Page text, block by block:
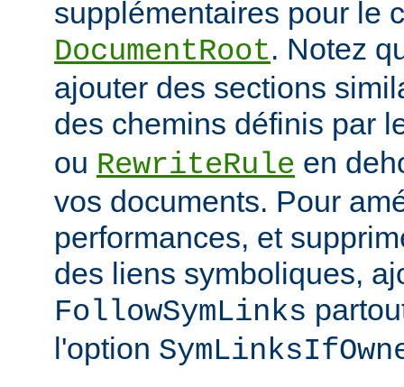
supplémentaires pour le
DocumentRoot. Notez
ajouter des sections
des chemins définis par
ou RewriteRule en
vos documents. Pour
performances, et
des liens symboliques,
FollowSymLinks
l'option